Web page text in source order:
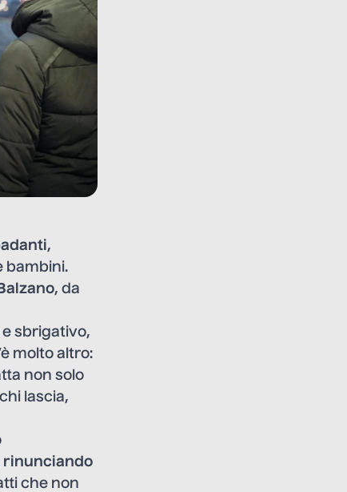
,
bambini.
, da
sbrigativo,
molto altro:
non solo
lascia,
rinunciando
che non